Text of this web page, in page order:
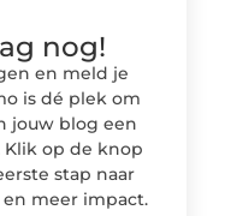
nog!
en meld je
is dé plek om
jouw blog een
op de knop
stap naar
meer impact.